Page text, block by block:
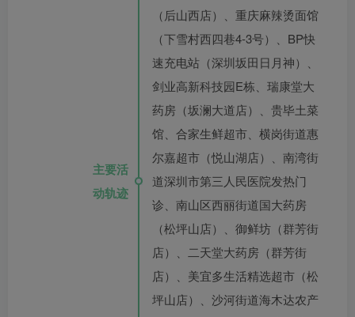
主要活
动轨迹
（后山西店）、重庆麻辣烫面馆
（下雪村西四巷4-3号）、BP快
速充电站（深圳坂田日月神）、
剑业高新科技园E栋、瑞康堂大
药房（坂澜大道店）、贵毕土菜
馆、合家生鲜超市、横岗街道惠
尔嘉超市（悦山湖店）、南湾街
道深圳市第三人民医院发热门
诊、南山区西丽街道国大药房
（松坪山店）、御鲜坊（群芳街
店）、二天堂大药房（群芳街
店）、美宜多生活精选超市（松
坪山店）、沙河街道海木达农产